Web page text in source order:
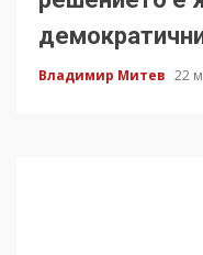
Владимир Митев 22